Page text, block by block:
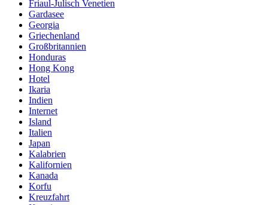
Friaul-Julisch Venetien
Gardasee
Georgia
Griechenland
Großbritannien
Honduras
Hong Kong
Hotel
Ikaria
Indien
Internet
Island
Italien
Japan
Kalabrien
Kalifornien
Kanada
Korfu
Kreuzfahrt